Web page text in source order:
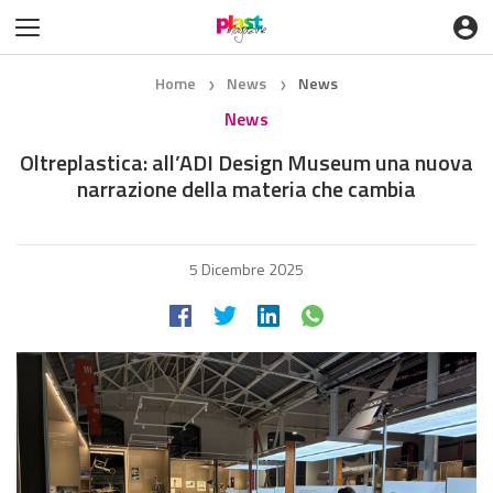
Home ❯ News ❯ News
News
Oltreplastica: all’ADI Design Museum una nuova
narrazione della materia che cambia
5 Dicembre 2025